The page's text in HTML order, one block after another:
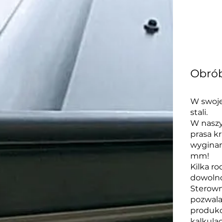
W
stali.
W
prasa
mm!
Kilka